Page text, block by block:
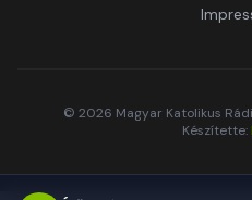
© 2026 Magyar Katolikus
Készítette: